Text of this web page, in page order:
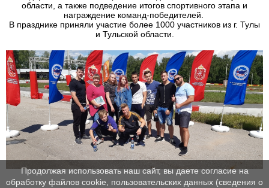
области, а также подведение итогов спортивного этапа и
награждение команд-победителей.
В празднике приняли участие более 1000 участников из г. Тулы
и Тульской области.
Продолжая использовать наш сайт, вы даете согласие на
обработку файлов cookie, пользовательских данных (сведения о